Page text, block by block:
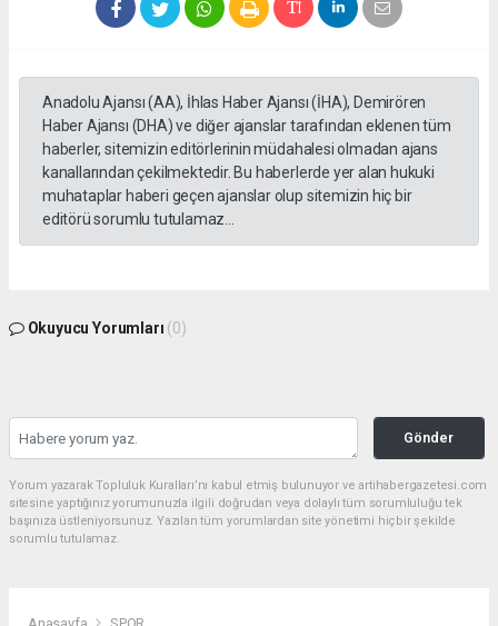
Anadolu Ajansı (AA), İhlas Haber Ajansı (İHA), Demirören
Haber Ajansı (DHA) ve diğer ajanslar tarafından eklenen tüm
haberler, sitemizin editörlerinin müdahalesi olmadan ajans
kanallarından çekilmektedir. Bu haberlerde yer alan hukuki
muhataplar haberi geçen ajanslar olup sitemizin hiç bir
editörü sorumlu tutulamaz...
Okuyucu Yorumları (0)
Gönder
Yorum yazarak Topluluk Kuralları’nı kabul etmiş bulunuyor ve artihabergazetesi.com
sitesine yaptığınız yorumunuzla ilgili doğrudan veya dolaylı tüm sorumluluğu tek
başınıza üstleniyorsunuz. Yazılan tüm yorumlardan site yönetimi hiçbir şekilde
sorumlu tutulamaz.